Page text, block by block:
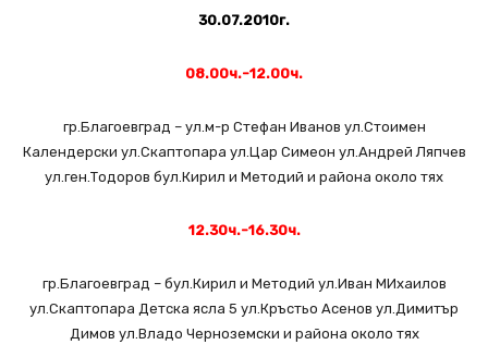
30.07.2010г.
08.00ч.-12.00ч.
гр.Благоевград – ул.м-р Стефан Иванов ул.Стоимен
Календерски ул.Скаптопара ул.Цар Симеон ул.Андрей Ляпчев
ул.ген.Тодоров бул.Кирил и Методий и района около тях
12.30ч.-16.30ч.
гр.Благоевград – бул.Кирил и Методий ул.Иван МИхаилов
ул.Скаптопара Детска ясла 5 ул.Кръстьо Асенов ул.Димитър
Димов ул.Владо Черноземски и района около тях